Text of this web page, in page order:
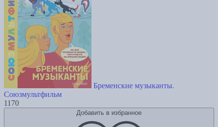
Бременские музыканты.
Союзмультфильм
1170
Добавить в избранное